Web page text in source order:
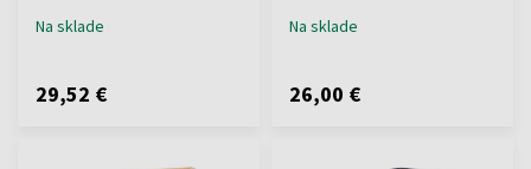
Na sklade
29,52 €
Na sklade
26,00 €